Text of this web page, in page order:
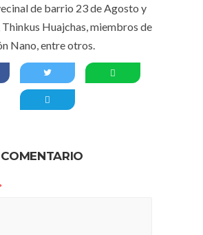
de barrio 23 de Agosto y
Huajchas, miembros de
Nano, entre otros.